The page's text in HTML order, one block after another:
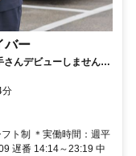
バー
んデビューしません
養成制度あり♪
分
ト制 ＊実働時間：週平
遅番 14:14～23:19 中